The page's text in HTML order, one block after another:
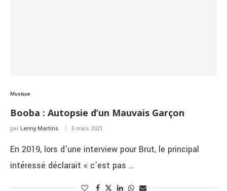
Musique
Booba : Autopsie d’un Mauvais Garçon
par Lenny Martins 5 mars 2021
En 2019, lors d’une interview pour Brut, le principal
intéressé déclarait « c’est pas …